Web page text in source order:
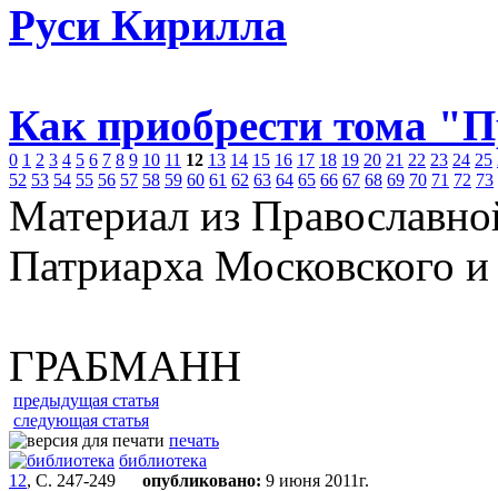
Руси Кирилла
Как приобрести тома
0 1 2 3 4 5 6 7 8 9 10 11 12 13 14 15 16 17 18 19 20 21 22 23 24 25
52 53 54 55 56 57 58 59 60 61 62 63 64 65 66 67 68 69 70 71 72 73
Материал из
Патриарха Московского
ГРАБМАНН
предыдущая статья
следующая статья
печать
библиотека
12, С. 247-249 опубликовано: 9 июня 2011г.